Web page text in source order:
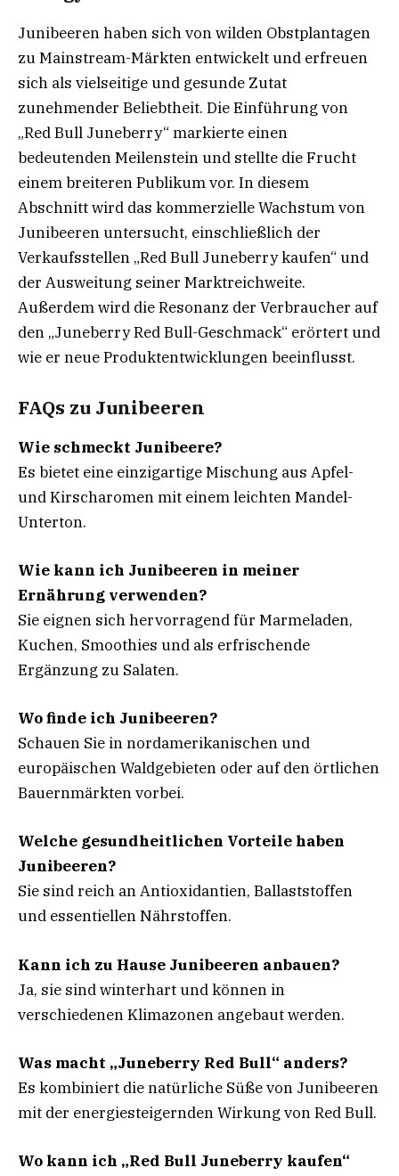
Junibeeren haben sich von wilden Obstplantagen
zu Mainstream-Märkten entwickelt und erfreuen
sich als vielseitige und gesunde Zutat
zunehmender Beliebtheit. Die Einführung von
„Red Bull Juneberry“ markierte einen
bedeutenden Meilenstein und stellte die Frucht
einem breiteren Publikum vor. In diesem
Abschnitt wird das kommerzielle Wachstum von
Junibeeren untersucht, einschließlich der
Verkaufsstellen „Red Bull Juneberry kaufen“ und
der Ausweitung seiner Marktreichweite.
Außerdem wird die Resonanz der Verbraucher auf
den „Juneberry Red Bull-Geschmack“ erörtert und
wie er neue Produktentwicklungen beeinflusst.
FAQs zu Junibeeren
Wie schmeckt Junibeere?
Es bietet eine einzigartige Mischung aus Apfel-
und Kirscharomen mit einem leichten Mandel-
Unterton.
Wie kann ich Junibeeren in meiner
Ernährung verwenden?
Sie eignen sich hervorragend für Marmeladen,
Kuchen, Smoothies und als erfrischende
Ergänzung zu Salaten.
Wo finde ich Junibeeren?
Schauen Sie in nordamerikanischen und
europäischen Waldgebieten oder auf den örtlichen
Bauernmärkten vorbei.
Welche gesundheitlichen Vorteile haben
Junibeeren?
Sie sind reich an Antioxidantien, Ballaststoffen
und essentiellen Nährstoffen.
Kann ich zu Hause Junibeeren anbauen?
Ja, sie sind winterhart und können in
verschiedenen Klimazonen angebaut werden.
Was macht „Juneberry Red Bull“ anders?
Es kombiniert die natürliche Süße von Junibeeren
mit der energiesteigernden Wirkung von Red Bull.
Wo kann ich „Red Bull Juneberry kaufen“